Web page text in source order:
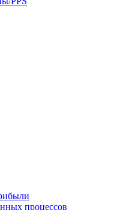
процессов